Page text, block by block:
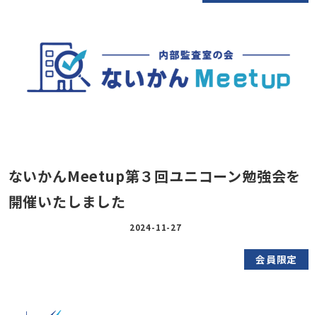
ないかんMeetup第３回ユニコーン勉強会を
開催いたしました
2024-11-27
会員限定